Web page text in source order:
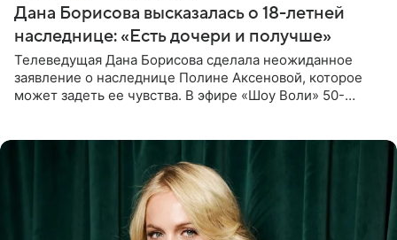
Дана Борисова высказалась о 18-летней
наследнице: «Есть дочери и получше»
Телеведущая Дана Борисова сделала неожиданное
заявление о наследнице Полине Аксеновой, которое
может задеть ее чувства. В эфире «Шоу Воли» 50-